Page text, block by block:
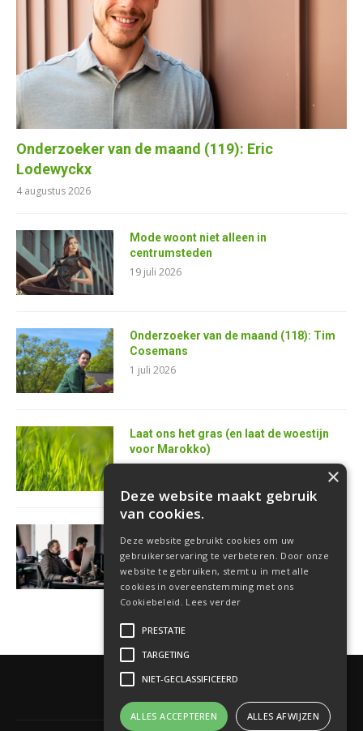
Onderzoeker van de maand (119): Eric
Lodewyckx
4 augustus 2026
Mode woont niet alleen in
centrumsteden
19 juli 2026
Onderzoeker van de maand (118): Tim
Cosemans
1 juli 2026
Laat ons het gras (en laat de woestijn
voor Marokko)
25 juni 2026
softwareontwikkelaar
18 juni 2026
×
Deze website maakt gebruik
van cookies.
Deze website gebruikt cookies om uw
gebruikerservaring te verbeteren. Door onze
website te gebruiken, stemt u in met alle
cookies in overeenstemming met ons
Cookiebeleid. Lees verder
PRESTATIE
TARGETING
NIET-GECLASSIFICEERD
ALLES ACCEPTEREN ALLES AFWIJZEN